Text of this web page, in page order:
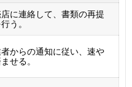
に連絡して、書類の再提
う。
からの通知に従い、速や
せる。